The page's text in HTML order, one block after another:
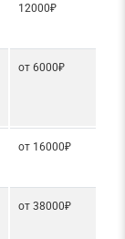
12000₽
от 6000₽
от 16000₽
от 38000₽